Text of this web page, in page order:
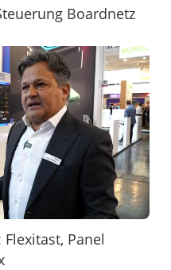
Boardnetz
Panel